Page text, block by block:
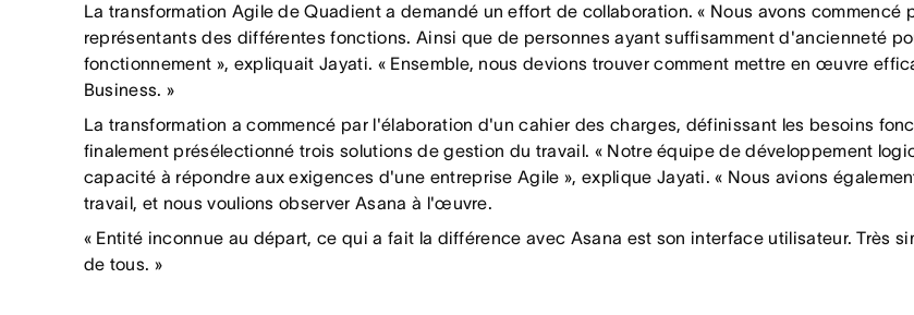
La transformation Agile de Quadient a demandé un effort de collaboration. « Nous avons
représentants des différentes fonctions. Ainsi que de personnes ayant suffisamment d'ancienneté
fonctionnement », expliquait Jayati. « Ensemble, nous devions trouver comment mettre en œuvre
Business. »
La transformation a commencé par l'élaboration d'un cahier des charges, définissant les besoins
finalement présélectionné trois solutions de gestion du travail. « Notre équipe de développement
capacité à répondre aux exigences d'une entreprise Agile », explique Jayati. « Nous avions
travail, et nous voulions observer Asana à l'œuvre.
« Entité inconnue au départ, ce qui a fait la différence avec Asana est son interface utilisateur. Très
de tous. »